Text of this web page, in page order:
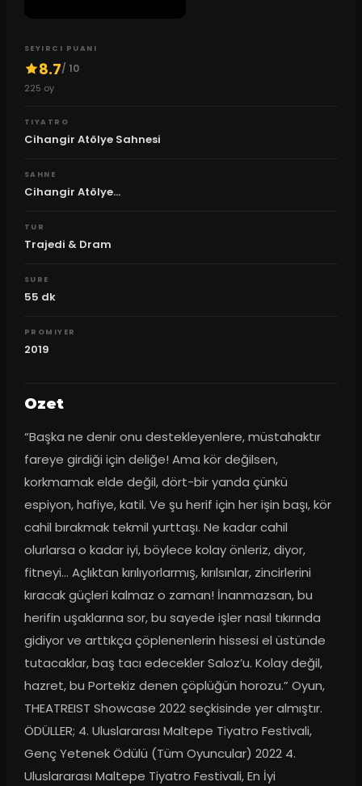
SEYIRCI PUANI
8.7/ 10
225 oy
TIYATRO
Cihangir Atölye Sahnesi
SAHNE
Cihangir Atölye...
TUR
Trajedi & Dram
SURE
55 dk
PROMIYER
2019
Ozet
“Başka ne denir onu destekleyenlere, müstahaktır
fareye girdiği için deliğe! Ama kör değilsen,
korkmamak elde değil, dört-bir yanda çünkü
espiyon, hafiye, katil. Ve şu herif için her işin başı, kör
cahil bırakmak tekmil yurttaşı. Ne kadar cahil
olurlarsa o kadar iyi, böylece kolay önleriz, diyor,
fitneyi… Açlıktan kırılıyorlarmış, kırılsınlar, zincirlerini
kıracak güçleri kalmaz o zaman! İnanmazsan, bu
herifin uşaklarına sor, bu sayede işler nasıl tıkırında
gidiyor ve arttıkça çöplenenlerin hissesi el üstünde
tutacaklar, baş tacı edecekler Saloz’u. Kolay değil,
hazret, bu Portekiz denen çöplüğün horozu.” Oyun,
THEATREIST Showcase 2022 seçkisinde yer almıştır.
ÖDÜLLER; 4. Uluslararası Maltepe Tiyatro Festivali,
Genç Yetenek Ödülü (Tüm Oyuncular) 2022 4.
Uluslararası Maltepe Tiyatro Festivali, En İyi